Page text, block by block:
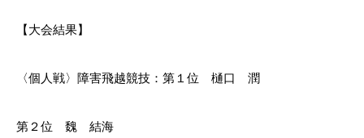
【大会結果】
〈個人戦〉障害飛越競技：第１位 樋口 潤
第２位 魏 結海